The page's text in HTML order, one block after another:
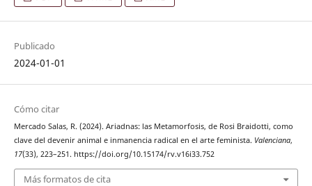
Publicado
2024-01-01
Cómo citar
Mercado Salas, R. (2024). Ariadnas: las Metamorfosis, de Rosi Braidotti, como
clave del devenir animal e inmanencia radical en el arte feminista. Valenciana,
17(33), 223–251. https://doi.org/10.15174/rv.v16i33.752
Más formatos de cita